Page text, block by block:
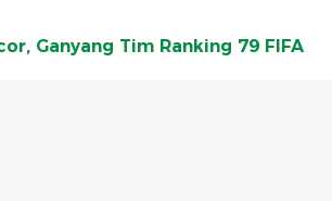
Ganyang Tim Ranking 79 FIFA